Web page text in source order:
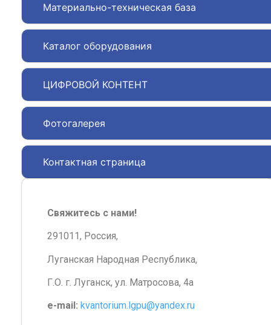
Материально-техническая база
Каталог оборудования
ЦИФРОВОЙ КОНТЕНТ
Фотогалерея
Контактная страница
Свяжитесь с нами!
291011, Россия,
Луганская Народная Республика,
Г.О. г. Луганск, ул. Матросова, 4а
e-mail: kvantorium.lgpu@yandex.ru